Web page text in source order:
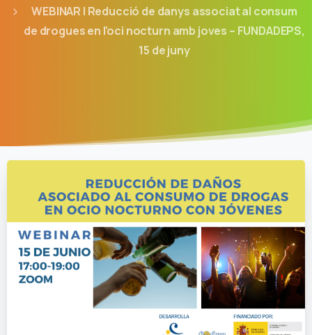
WEBINAR | Reducció de danys associat al consum
de drogues en l’oci nocturn amb joves – FUNDADEPS,
15 de juny